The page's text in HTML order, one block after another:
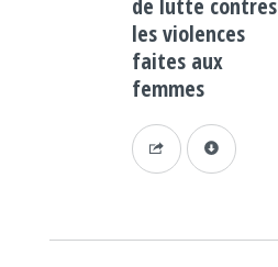
de lutte contres
les violences
faites aux
femmes